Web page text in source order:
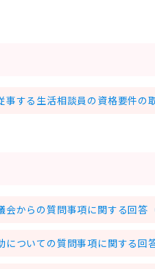
事する生活相談員の資格要件
会からの質問事項に関する回
についての質問事項に関する